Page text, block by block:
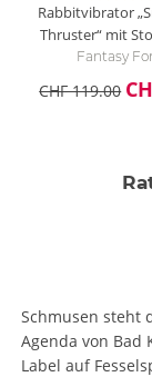
Rabbitvibrator
Thruster“ mit
Fantasy
CHF 119.00
Schmusen steht
Agenda von Bad
Label auf